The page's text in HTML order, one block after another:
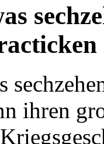
ihren